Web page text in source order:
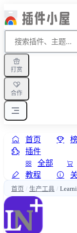
打赏
合作
首页
插件
全部
教程
首页 / 生产工具 /